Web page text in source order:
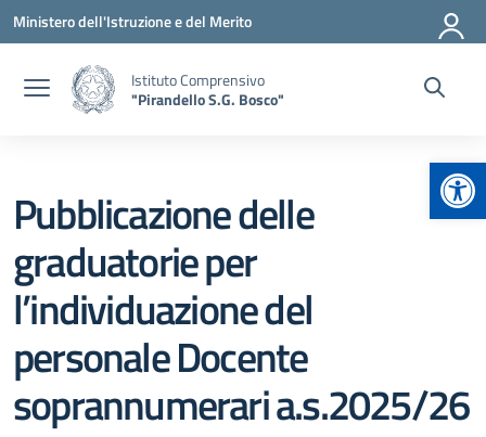
Vai ai contenuti
Vai al menu di navigazione
Vai al footer
Ministero dell'Istruzione e del Merito
Istituto Comprensivo
"Pirandello S.G. Bosco"
Pubblicazione delle
graduatorie per
l’individuazione del
personale Docente
soprannumerari a.s.2025/26